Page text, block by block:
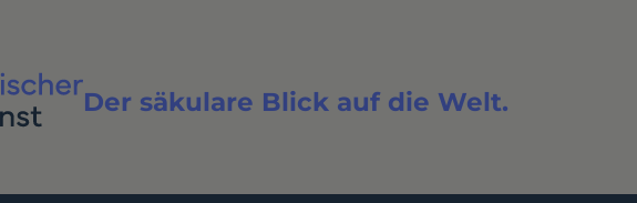
Der säkulare Blick auf die Welt.